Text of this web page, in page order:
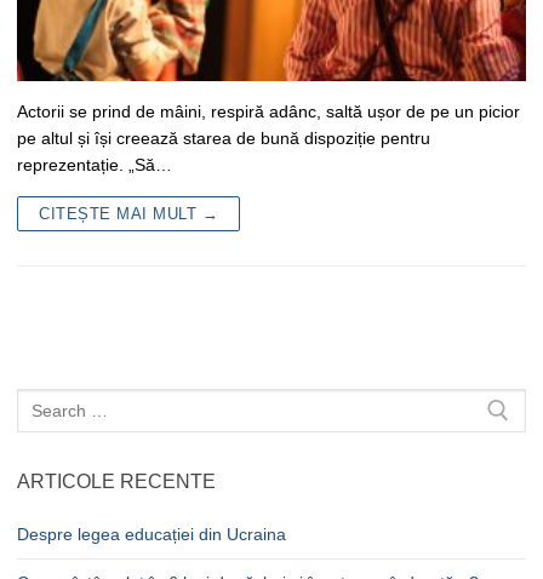
Actorii se prind de mâini, respiră adânc, saltă ușor de pe un picior
pe altul și își creează starea de bună dispoziție pentru
reprezentație. „Să…
CITEȘTE MAI MULT →
Caută
după:
ARTICOLE RECENTE
Despre legea educației din Ucraina